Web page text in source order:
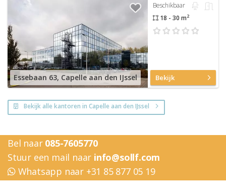
Essebaan 63, Capelle aan den IJssel
Beschikbaar
18 - 30 m2
Bekijk
Bekijk alle kantoren in Capelle aan den IJssel
Bel naar 085-7605770
Stuur een mail naar info@sollf.com
Whatsapp naar +31 85 877 05 19